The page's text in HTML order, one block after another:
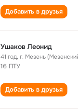
Добавить в друзья
Ушаков Леонид
41 год,г. Мезень
16 ПТУ
Добавить в друзья